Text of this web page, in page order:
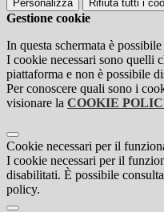
Personalizza Rifiuta tutti i
Gestione cookie
In questa schermata è
I cookie necessari sono quelli
piattaforma e non è possibile
Per conoscere quali sono i
visionare la COOKIE
Cookie necessari per il
I cookie necessari per il
disabilitati. È possibile
policy.